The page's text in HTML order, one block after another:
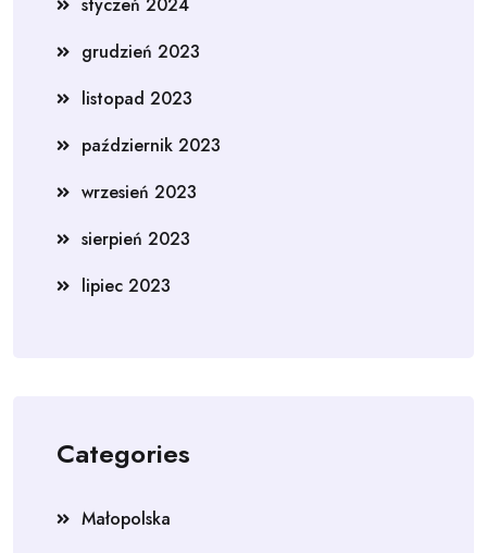
grudzień 2023
listopad 2023
październik 2023
wrzesień 2023
sierpień 2023
lipiec 2023
Categories
Małopolska